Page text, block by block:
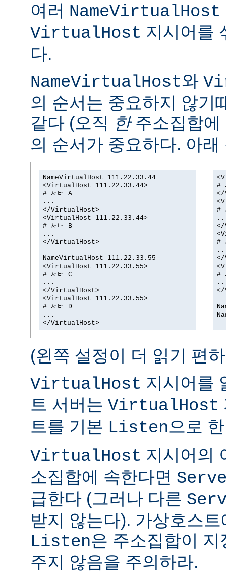
여러 NameVirtualHost
VirtualHost 지시어를
다.
NameVirtualHost와
의 순서는 중요하지 않기
같다 (오직 한주소집합
의 순서가 중요하다. 아래
NameVirtualHost 111.22.33.44
<VirtualHost 111.22.33.44>
# 서버 A
...
</VirtualHost>
<VirtualHost 111.22.33.44>
# 서버 B
...
</VirtualHost>
NameVirtualHost 111.22.33.55
<VirtualHost 111.22.33.55>
# 서버 C
...
</VirtualHost>
<VirtualHost 111.22.33.55>
# 서버 D
...
</VirtualHost>
#
</
#
</
#
</
#
</
(왼쪽 설정이 더 읽기 편
VirtualHost 지시어를
트 서버는 VirtualHost
트를 기본 Listen으로
VirtualHost 지시어의
소집합에 속한다면
급한다 (그러나 다른
받지 않는다). 가상호스
Listen은 주소집합이
주지 않음을 주의하라.